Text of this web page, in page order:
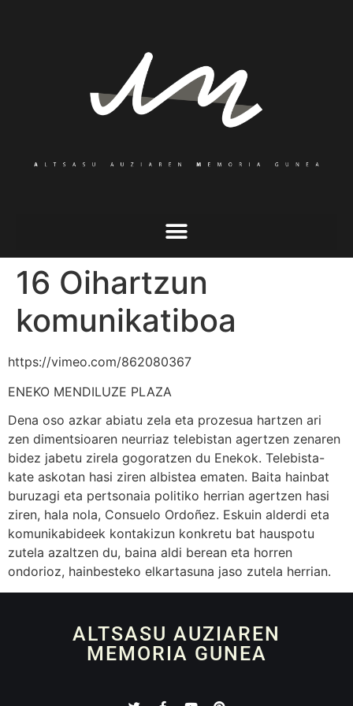
16 Oihartzun
komunikatiboa
https://vimeo.com/862080367
ENEKO MENDILUZE PLAZA
Dena oso azkar abiatu zela eta prozesua hartzen ari
zen dimentsioaren neurriaz telebistan agertzen zenaren
bidez jabetu zirela gogoratzen du Enekok. Telebista-
kate askotan hasi ziren albistea ematen. Baita hainbat
buruzagi eta pertsonaia politiko herrian agertzen hasi
ziren, hala nola, Consuelo Ordoñez. Eskuin alderdi eta
komunikabideek kontakizun konkretu bat hauspotu
zutela azaltzen du, baina aldi berean eta horren
ondorioz, hainbesteko elkartasuna jaso zutela herrian.
ALTSASU AUZIAREN
MEMORIA GUNEA